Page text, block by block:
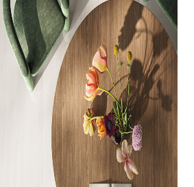
Søg KurvBook